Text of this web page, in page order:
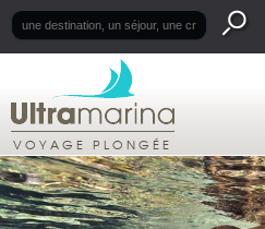
VOYAGE PLONGÉE